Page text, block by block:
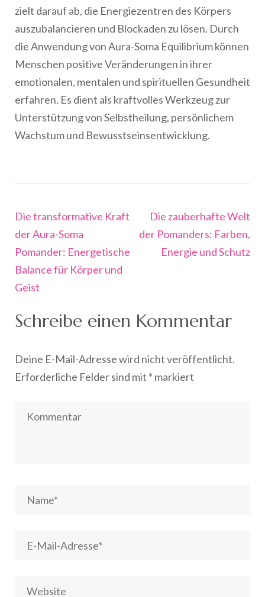
zielt darauf ab, die Energiezentren des Körpers
auszubalancieren und Blockaden zu lösen. Durch
die Anwendung von Aura-Soma Equilibrium können
Menschen positive Veränderungen in ihrer
emotionalen, mentalen und spirituellen Gesundheit
erfahren. Es dient als kraftvolles Werkzeug zur
Unterstützung von Selbstheilung, persönlichem
Wachstum und Bewusstseinsentwicklung.
Beitragsnavigation
Die transformative Kraft
der Aura-Soma
Pomander: Energetische
Balance für Körper und
Geist
Die zauberhafte Welt
der Pomanders: Farben,
Energie und Schutz
Schreibe einen Kommentar
Deine E-Mail-Adresse wird nicht veröffentlicht.
Erforderliche Felder sind mit * markiert